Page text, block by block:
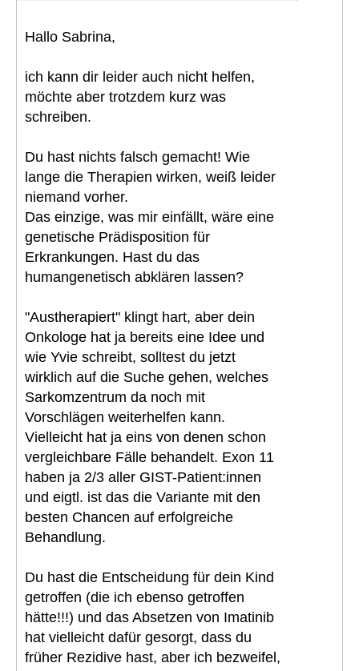
Hallo Sabrina,
ich kann dir leider auch nicht helfen,
möchte aber trotzdem kurz was
schreiben.
Du hast nichts falsch gemacht! Wie
lange die Therapien wirken, weiß leider
niemand vorher.
Das einzige, was mir einfällt, wäre eine
genetische Prädisposition für
Erkrankungen. Hast du das
humangenetisch abklären lassen?
"Austherapiert" klingt hart, aber dein
Onkologe hat ja bereits eine Idee und
wie Yvie schreibt, solltest du jetzt
wirklich auf die Suche gehen, welches
Sarkomzentrum da noch mit
Vorschlägen weiterhelfen kann.
Vielleicht hat ja eins von denen schon
vergleichbare Fälle behandelt. Exon 11
haben ja 2/3 aller GIST-Patient:innen
und eigtl. ist das die Variante mit den
besten Chancen auf erfolgreiche
Behandlung.
Du hast die Entscheidung für dein Kind
getroffen (die ich ebenso getroffen
hätte!!!) und das Absetzen von Imatinib
hat vielleicht dafür gesorgt, dass du
früher Rezidive hast, aber ich bezweifel,